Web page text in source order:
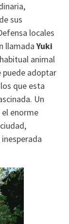
sus
locales
llamadaYuki
animal
puede adoptar
que esta
Un
enorme